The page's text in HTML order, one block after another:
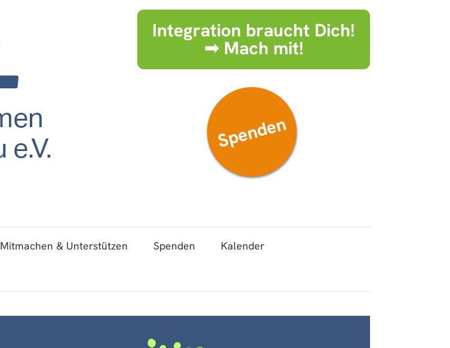
Integration braucht Dich!
➟ Mach mit!
Spenden
Mitmachen & Unterstützen Spenden
Kalender